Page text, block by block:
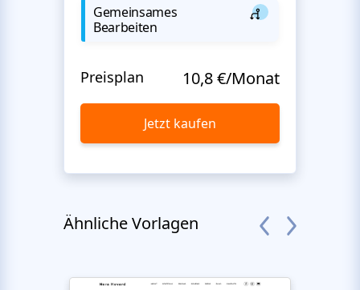
Gemeinsames
Bearbeiten
Preisplan 10,8 €/Monat
Jetzt kaufen
Ähnliche Vorlagen